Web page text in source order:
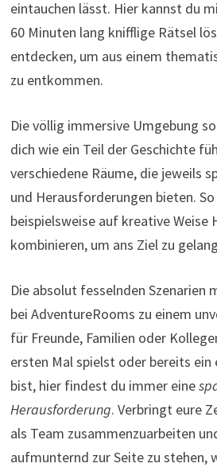
eintauchen lässt. Hier kannst du
60 Minuten lang knifflige Rätsel
entdecken, um aus einem
zu entkommen.
Die völlig immersive Umgebung
dich wie ein Teil der Geschichte
verschiedene Räume, die jeweils
und Herausforderungen bieten.
beispielsweise auf kreative Weise
kombinieren, um ans Ziel zu
Die absolut fesselnden Szenarien
bei AdventureRooms zu einem
für Freunde, Familien oder
ersten Mal spielst oder bereits ein
bist, hier findest du immer eine
Herausforderung. Verbringt eure
als Team zusammenzuarbeiten
aufmunternd zur Seite zu stehen,